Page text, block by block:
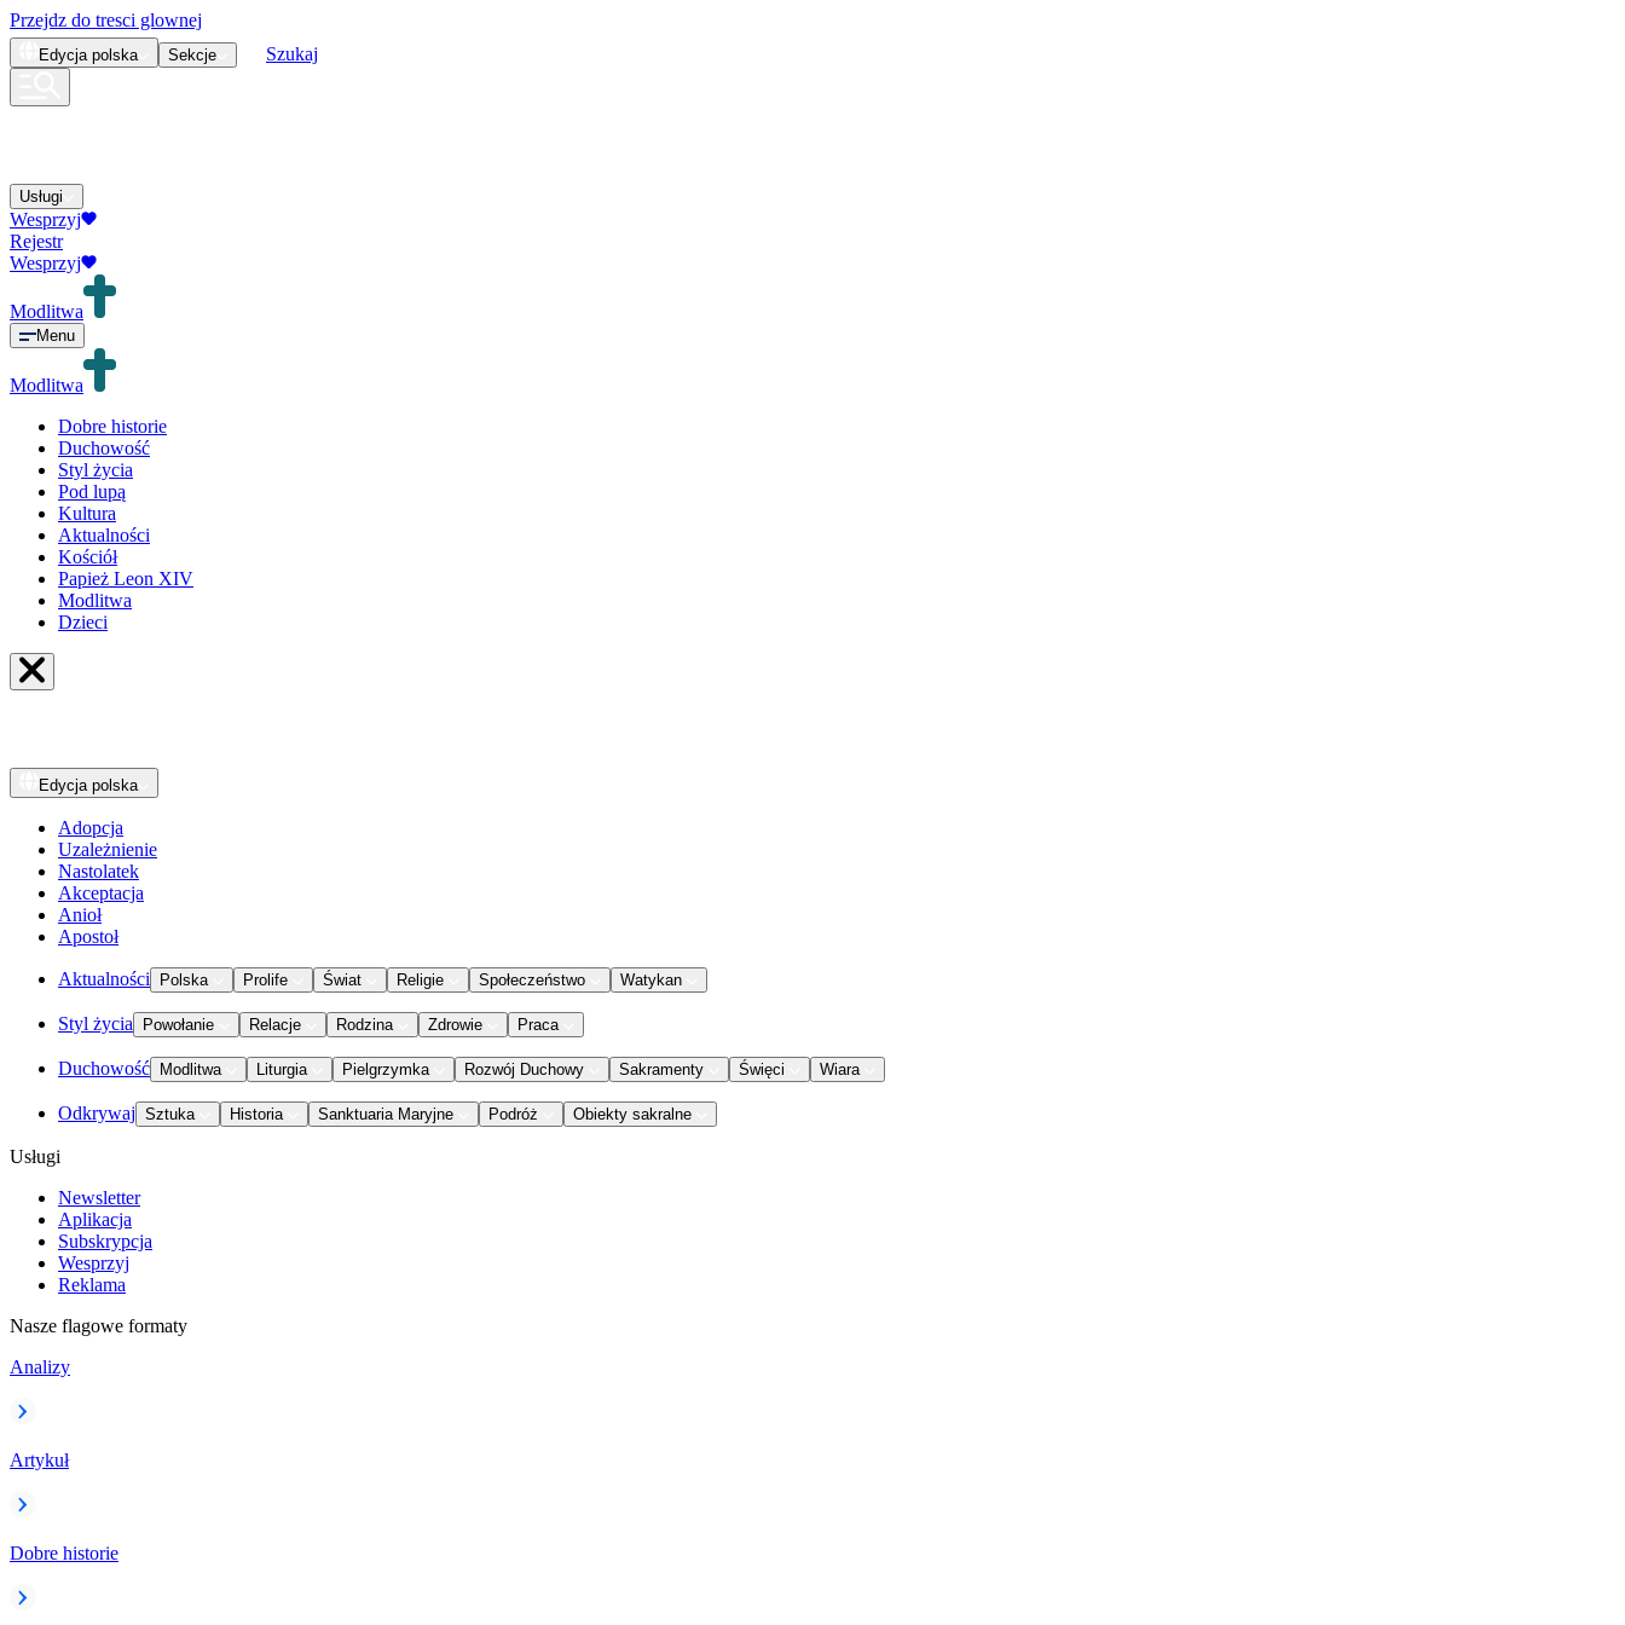
Przejdz do tresci glownej
Edycja polska Sekcje Szukaj
Usługi
Wesprzyj
Rejestr
Wesprzyj
Modlitwa
Menu
Modlitwa
Dobre historie
Duchowość
Styl życia
Pod lupą
Kultura
Aktualności
Kościół
Papież Leon XIV
Modlitwa
Dzieci
Edycja polska
Adopcja
Uzależnienie
Nastolatek
Akceptacja
Anioł
Apostoł
Aktualności Polska Prolife Świat Religie Społeczeństwo Watykan
Styl życia Powołanie Relacje Rodzina Zdrowie Praca
Duchowość Modlitwa Liturgia Pielgrzymka Rozwój Duchowy Sakramenty Święci Wiara
Odkrywaj Sztuka Historia Sanktuaria Maryjne Podróż Obiekty sakralne
Usługi
Newsletter
Aplikacja
Subskrypcja
Wesprzyj
Reklama
Nasze flagowe formaty
Analizy
Artykuł
Dobre historie